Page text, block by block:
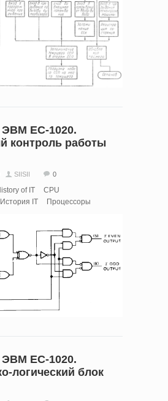
ЭВМ ЕС-1020.
контроль работы
SIISII 0
of IT
CPU
История IT Процессоры
ЭВМ ЕС-1020.
логический блок